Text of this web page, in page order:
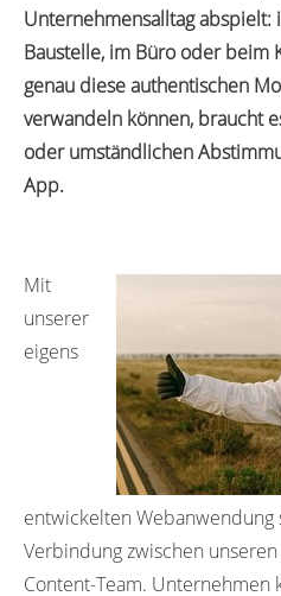
Unternehmensalltag abspielt:
Baustelle, im Büro oder beim
genau diese authentischen
verwandeln können, braucht
oder umständlichen
App.
Mit
unserer
eigens
entwickelten
Verbindung zwischen
Content-Team. Unternehmen